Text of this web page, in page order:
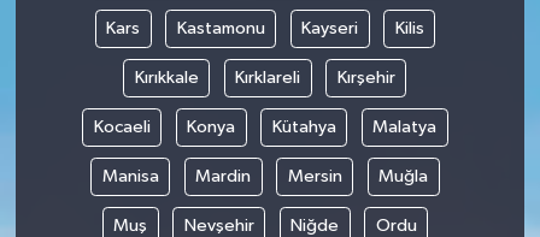
Kars Kastamonu Kayseri Kilis
Kırıkkale Kırklareli Kırşehir
Kocaeli Konya Kütahya Malatya
Manisa Mardin Mersin Muğla
Muş Nevşehir Niğde Ordu